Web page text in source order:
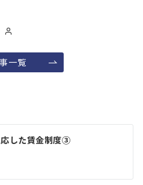
一覧
した賃金制度③